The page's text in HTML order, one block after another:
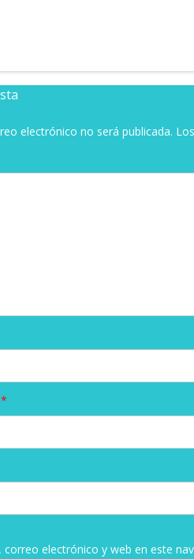
electrónico no será publicada.
*
correo electrónico y web en este